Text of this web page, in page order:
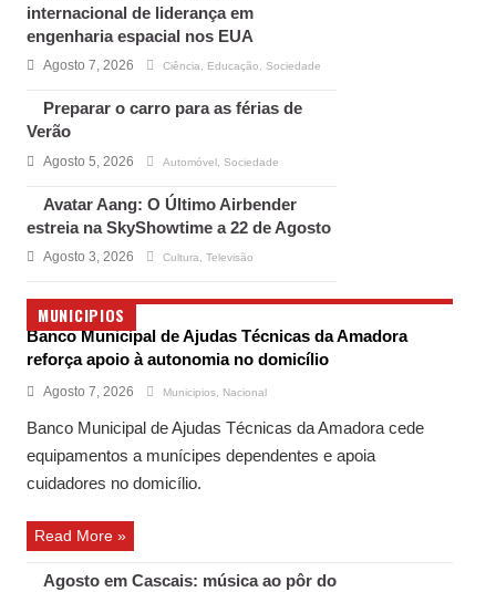
internacional de liderança em
engenharia espacial nos EUA
Agosto 7, 2026 Ciência Educação Sociedade
Preparar o carro para as férias de
Verão
Agosto 5, 2026 Automóvel Sociedade
Avatar Aang: O Último Airbender
estreia na SkyShowtime a 22 de Agosto
Agosto 3, 2026 Cultura Televisão
MUNICIPIOS
Banco Municipal de Ajudas Técnicas da Amadora
reforça apoio à autonomia no domicílio
Agosto 7, 2026 Municipios Nacional
Banco Municipal de Ajudas Técnicas da Amadora cede
equipamentos a munícipes dependentes e apoia
cuidadores no domicílio.
Read More »
Agosto em Cascais: música ao pôr do